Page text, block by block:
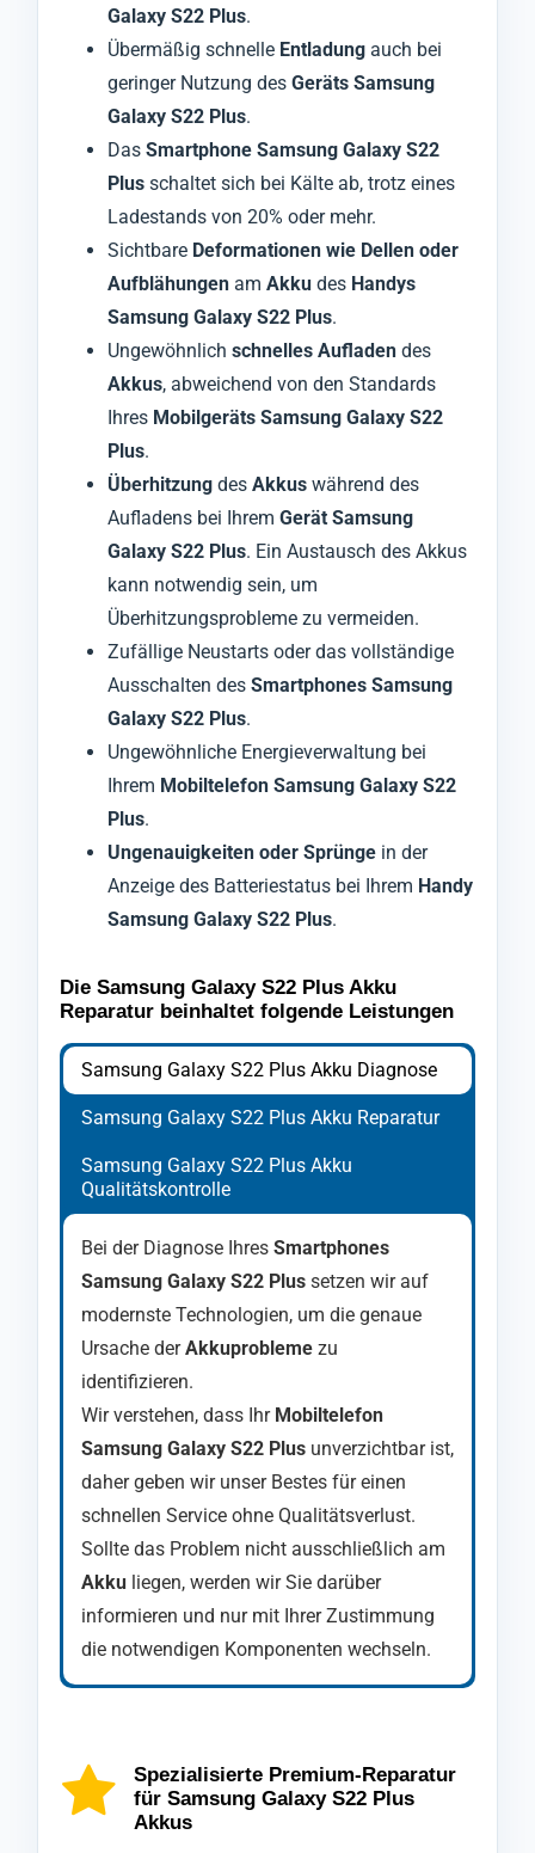
Galaxy S22 Plus.
Übermäßig schnelle Entladung auch bei
geringer Nutzung des Geräts Samsung
Galaxy S22 Plus.
Das Smartphone Samsung Galaxy S22
Plus schaltet sich bei Kälte ab, trotz eines
Ladestands von 20% oder mehr.
Sichtbare Deformationen wie Dellen oder
Aufblähungen am Akku des Handys
Samsung Galaxy S22 Plus.
Ungewöhnlich schnelles Aufladen des
Akkus, abweichend von den Standards
Ihres Mobilgeräts Samsung Galaxy S22
Plus.
Überhitzung des Akkus während des
Aufladens bei Ihrem Gerät Samsung
Galaxy S22 Plus. Ein Austausch des Akkus
kann notwendig sein, um
Überhitzungsprobleme zu vermeiden.
Zufällige Neustarts oder das vollständige
Ausschalten des Smartphones Samsung
Galaxy S22 Plus.
Ungewöhnliche Energieverwaltung bei
Ihrem Mobiltelefon Samsung Galaxy S22
Plus.
Ungenauigkeiten oder Sprünge in der
Anzeige des Batteriestatus bei Ihrem Handy
Samsung Galaxy S22 Plus.
Die Samsung Galaxy S22 Plus Akku
Reparatur beinhaltet folgende Leistungen
Samsung Galaxy S22 Plus Akku Diagnose
Samsung Galaxy S22 Plus Akku Reparatur
Samsung Galaxy S22 Plus Akku
Qualitätskontrolle
Bei der Diagnose Ihres Smartphones
Samsung Galaxy S22 Plus setzen wir auf
modernste Technologien, um die genaue
Ursache derAkkuprobleme zu
identifizieren.
Wir verstehen, dass Ihr Mobiltelefon
Samsung Galaxy S22 Plus unverzichtbar ist,
daher geben wir unser Bestes für einen
schnellen Service ohne Qualitätsverlust.
Sollte das Problem nicht ausschließlich am
Akku liegen, werden wir Sie darüber
informieren und nur mit Ihrer Zustimmung
die notwendigen Komponenten wechseln.
ausschließlich mit speziellen Werkzeugen
geöffnet, um den bestmöglichen Schutz zu
gewährleisten, sodass während unserer
eine abschließende Kontrolle durch unsere
Qualitätsabteilung, die dasSmartphone
Samsung Galaxy S22 Plus
Spezialisierte Premium-Reparatur
für Samsung Galaxy S22 Plus
Akkus